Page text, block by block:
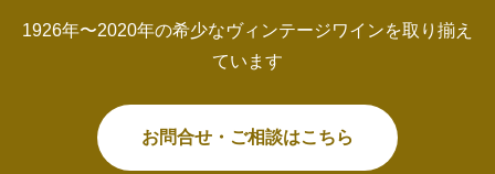
1926年〜2020年の希少なヴィンテージワインを取り揃え
ています
お問合せ・ご相談はこちら